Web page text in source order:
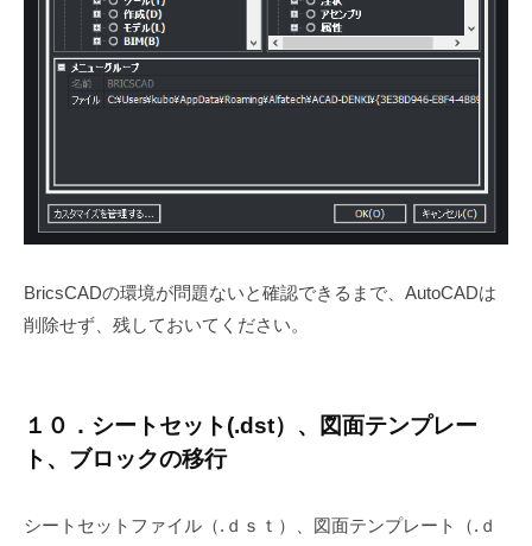
BricsCADの環境が問題ないと確認できるまで、AutoCADは
削除せず、残しておいてください。
１０．シートセット(.dst）、図面テンプレー
ト、ブロックの移行
シートセットファイル（.ｄｓｔ）、図面テンプレート（.ｄ